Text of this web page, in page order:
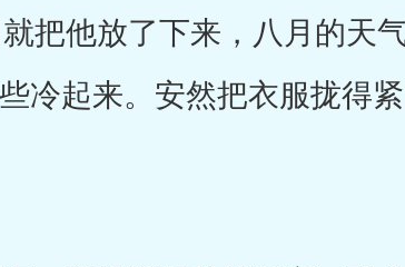
把他放了下来，八月的天
冷起来。安然把衣服拢得